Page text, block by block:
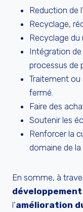
Reduction de
Recyclage,
Recyclage du
Intégration
processus de
Traitement ou
fermé.
Faire des
Soutenir les
Renforcer la
domaine de la
En somme, à
l’amélioration